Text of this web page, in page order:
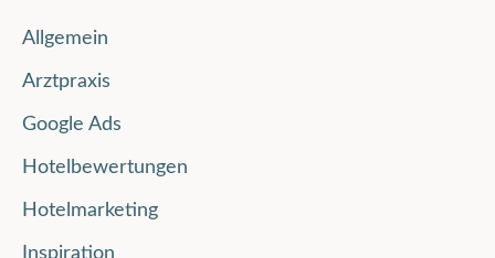
Allgemein
Arztpraxis
Google Ads
Hotelbewertungen
Hotelmarketing
Inspiration